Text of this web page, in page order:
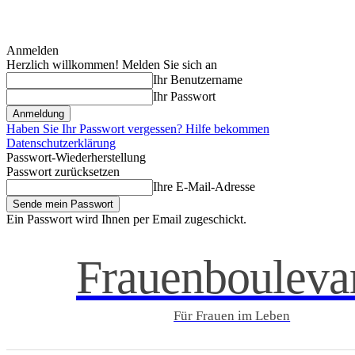
Anmelden
Herzlich willkommen! Melden Sie sich an
Ihr Benutzername
Ihr Passwort
Haben Sie Ihr Passwort vergessen? Hilfe bekommen
Datenschutzerklärung
Passwort-Wiederherstellung
Passwort zurücksetzen
Ihre E-Mail-Adresse
Ein Passwort wird Ihnen per Email zugeschickt.
Für Frauen im Leben